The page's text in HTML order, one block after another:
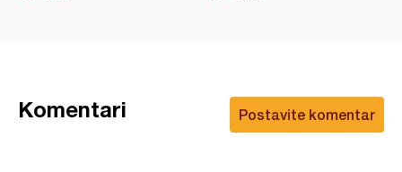
Postavite komentar
Komentari